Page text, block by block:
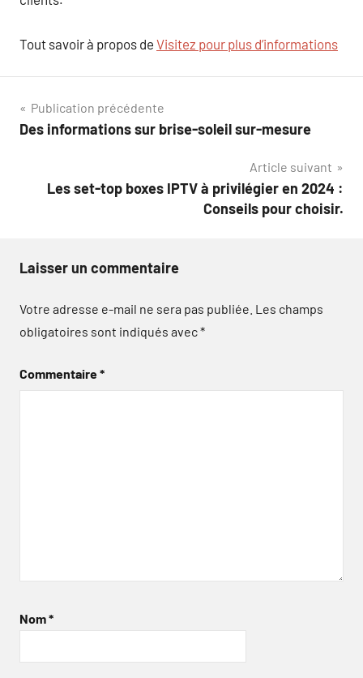
Tout savoir à propos de Visitez pour plus d’informations
Navigation
de
Publication précédente
Des informations sur brise-soleil sur-mesure
Article suivant
Les set-top boxes IPTV à privilégier en 2024 :
Conseils pour choisir.
Laisser un commentaire
Votre adresse e-mail ne sera pas publiée. Les champs
obligatoires sont indiqués avec*
Commentaire*
Nom*